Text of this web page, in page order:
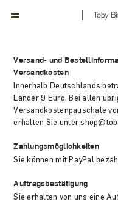
Versand- und
Versandkosten
Innerhalb Deutschlands
Länder 9 Euro. Bei allen
Versandkostenpauschale
erhalten Sie unter
Zahlungsmöglichkeiten
Sie können mit PayPal
Auftragsbestätigung
Sie erhalten von uns eine